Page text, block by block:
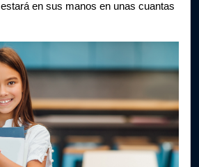
en sus manos en unas cuantas